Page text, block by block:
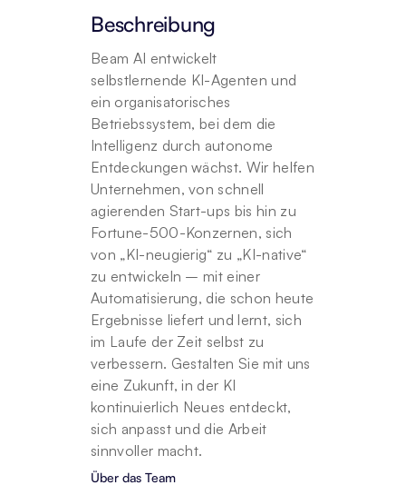
Beschreibung
Beam AI entwickelt
selbstlernende KI-Agenten und
ein organisatorisches
Betriebssystem, bei dem die
Intelligenz durch autonome
Entdeckungen wächst. Wir helfen
Unternehmen, von schnell
agierenden Start-ups bis hin zu
Fortune-500-Konzernen, sich
von „KI-neugierig“ zu „KI-native“
zu entwickeln – mit einer
Automatisierung, die schon heute
Ergebnisse liefert und lernt, sich
im Laufe der Zeit selbst zu
verbessern. Gestalten Sie mit uns
eine Zukunft, in der KI
kontinuierlich Neues entdeckt,
sich anpasst und die Arbeit
sinnvoller macht.
Über das Team